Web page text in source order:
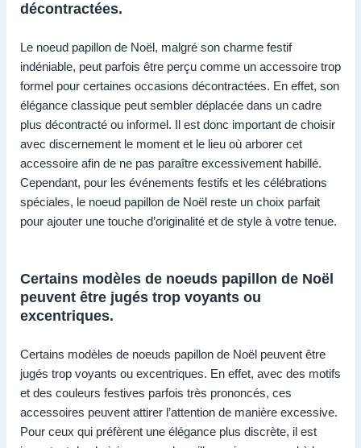
décontractées.
Le noeud papillon de Noël, malgré son charme festif
indéniable, peut parfois être perçu comme un accessoire trop
formel pour certaines occasions décontractées. En effet, son
élégance classique peut sembler déplacée dans un cadre
plus décontracté ou informel. Il est donc important de choisir
avec discernement le moment et le lieu où arborer cet
accessoire afin de ne pas paraître excessivement habillé.
Cependant, pour les événements festifs et les célébrations
spéciales, le noeud papillon de Noël reste un choix parfait
pour ajouter une touche d’originalité et de style à votre tenue.
Certains modèles de noeuds papillon de Noël
peuvent être jugés trop voyants ou
excentriques.
Certains modèles de noeuds papillon de Noël peuvent être
jugés trop voyants ou excentriques. En effet, avec des motifs
et des couleurs festives parfois très prononcés, ces
accessoires peuvent attirer l’attention de manière excessive.
Pour ceux qui préfèrent une élégance plus discrète, il est